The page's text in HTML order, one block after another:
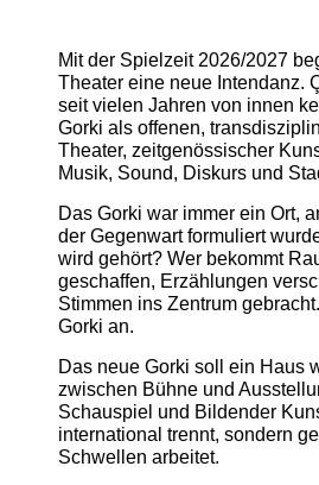
Mit der Spielzeit 2026/2027
Theater eine neue Intendanz.
seit vielen Jahren von innen
Gorki als offenen,
Theater, zeitgenössischer
Musik, Sound, Diskurs und
Das Gorki war immer ein Ort,
der Gegenwart formuliert
wird gehört? Wer bekommt
geschaffen, Erzählungen
Stimmen ins Zentrum
Gorki an.
Das neue Gorki soll ein Haus
zwischen Bühne und
Schauspiel und Bildender
international trennt, sondern
Schwellen arbeitet.